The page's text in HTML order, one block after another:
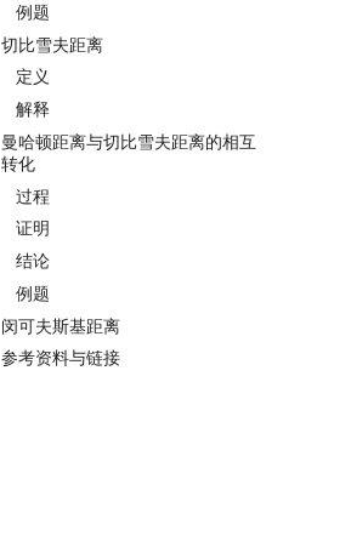
例题
切比雪夫距离
定义
解释
曼哈顿距离与切比雪夫距离的相互
转化
过程
证明
结论
例题
闵可夫斯基距离
参考资料与链接